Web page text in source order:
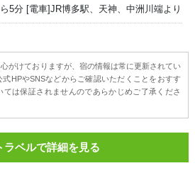
5分 [電車]JR博多駅、天神、中洲川端より
がけておりますが、宿の情報は常に更新されてい
HPやSNSなどからご確認いただくことをおすす
は保証されませんのであらかじめご了承くださ
ラベルで詳細を見る